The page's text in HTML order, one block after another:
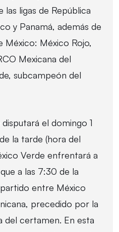
ligas de República
y Panamá, además de
México: México Rojo,
Mexicana del
subcampeón del
el domingo 1
la tarde (hora del
Verde enfrentará a
a las 7:30 de la
entre México
precedido por la
del certamen. En esta